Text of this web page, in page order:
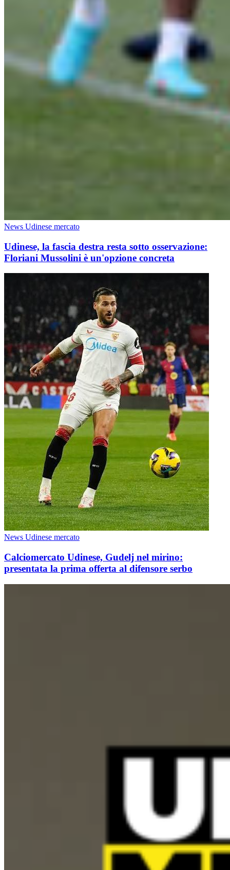
News Udinese mercato
Udinese, la fascia destra resta sotto osservazione:
Floriani Mussolini è un'opzione concreta
News Udinese mercato
Calciomercato Udinese, Gudelj nel mirino:
presentata la prima offerta al difensore serbo